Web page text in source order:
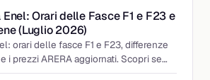
Orari delle Fasce F1 e F23 e
(Luglio 2026)
orari delle fasce F1 e F23, differenze
i prezzi ARERA aggiornati. Scopri se
conviene davvero.